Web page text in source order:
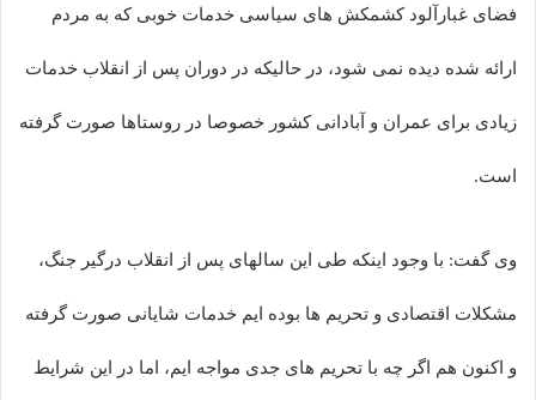
فضای غبارآلود کشمکش های سیاسی خدمات خوبی که به مردم
ارائه شده دیده نمی شود، در حالیکه در دوران پس از انقلاب خدمات
زیادی برای عمران و آبادانی کشور خصوصا در روستاها صورت گرفته
است.
وی گفت: با وجود اینکه طی این سالهای پس از انقلاب درگیر جنگ،
مشکلات اقتصادی و تحریم ها بوده ایم خدمات شایانی صورت گرفته
و اکنون هم اگر چه با تحریم های جدی مواجه ایم، اما در این شرایط